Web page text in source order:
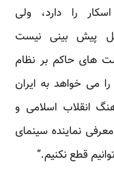
را دارد، ولی
پیش بینی نیست
های حاکم بر نظام
می خواهد به ایران
انقلاب اسلامی و
نماینده سینمای
قطع نکنیم.”